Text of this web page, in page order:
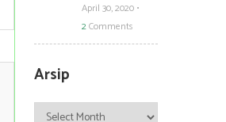
April 30, 2020 •
2Comments
Arsip
Arsip